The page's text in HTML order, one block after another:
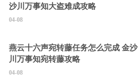
沙川万事知大盗难成攻略
04-08
燕云十六声宛转藤任务怎么完成 金沙
川万事知宛转藤攻略
04-08